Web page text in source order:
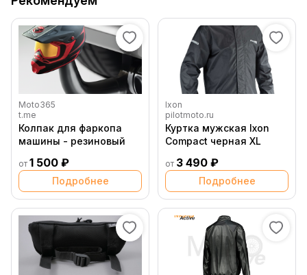
Moto365
t.me
Колпак для фаркопа
машины - резиновый
от 1 500 ₽
Подробнее
Ixon
pilotmoto.ru
Куртка мужская Ixon
Compact черная XL
от 3 490 ₽
Подробнее